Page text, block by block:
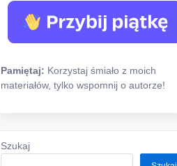
Pamiętaj: Korzystaj śmiało z moich
materiałów, tylko wspomnij o autorze!
Szukaj